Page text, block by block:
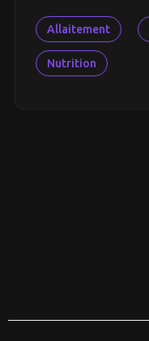
Allaitement
Nutrition